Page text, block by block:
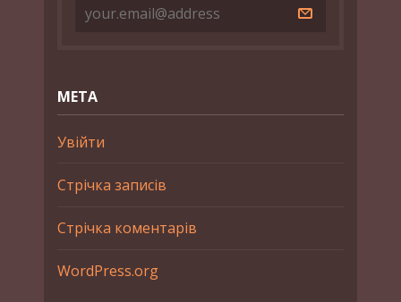
МЕТА
Увійти
Стрічка записів
Стрічка коментарів
WordPress.org